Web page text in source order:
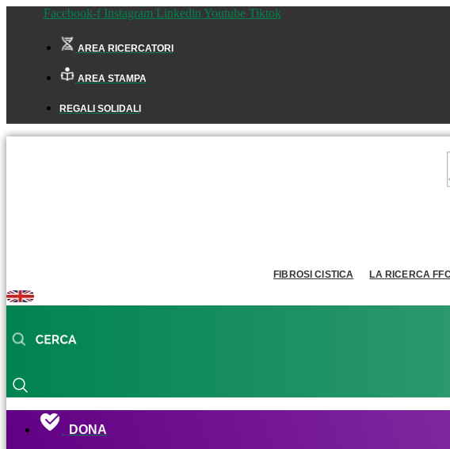
Facebook-f Instagram Linkedin Youtube Tiktok
AREA RICERCATORI
AREA STAMPA
REGALI SOLIDALI
FIBROSI CISTICA LA RICERCA
DONA